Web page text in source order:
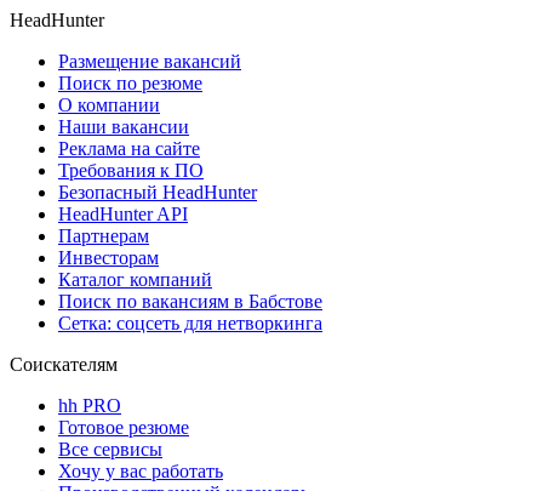
HeadHunter
Размещение вакансий
Поиск по резюме
О компании
Наши вакансии
Реклама на сайте
Требования к ПО
Безопасный HeadHunter
HeadHunter API
Партнерам
Инвесторам
Каталог компаний
Поиск по вакансиям в Бабстове
Сетка: соцсеть для нетворкинга
Соискателям
hh PRO
Готовое резюме
Все сервисы
Хочу у вас работать